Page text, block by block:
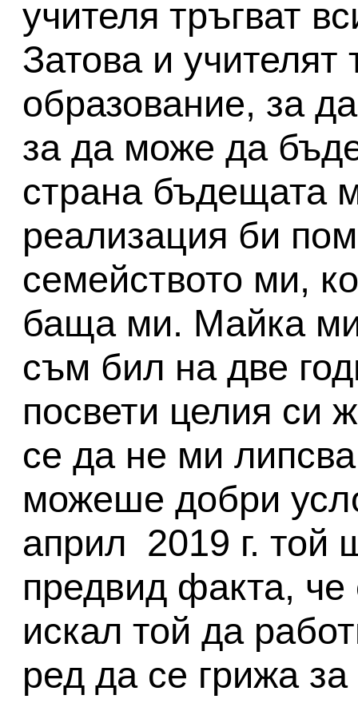
учителя тръгват
Затова и
образование, за
за да може да
страна бъдещата
реализация би
семейството ми,
баща ми. Майка ми
съм бил на две
посвети целия си
се да не ми
можеше добри
април 2019 г. той
предвид факта,
искал той да
ред да се грижа